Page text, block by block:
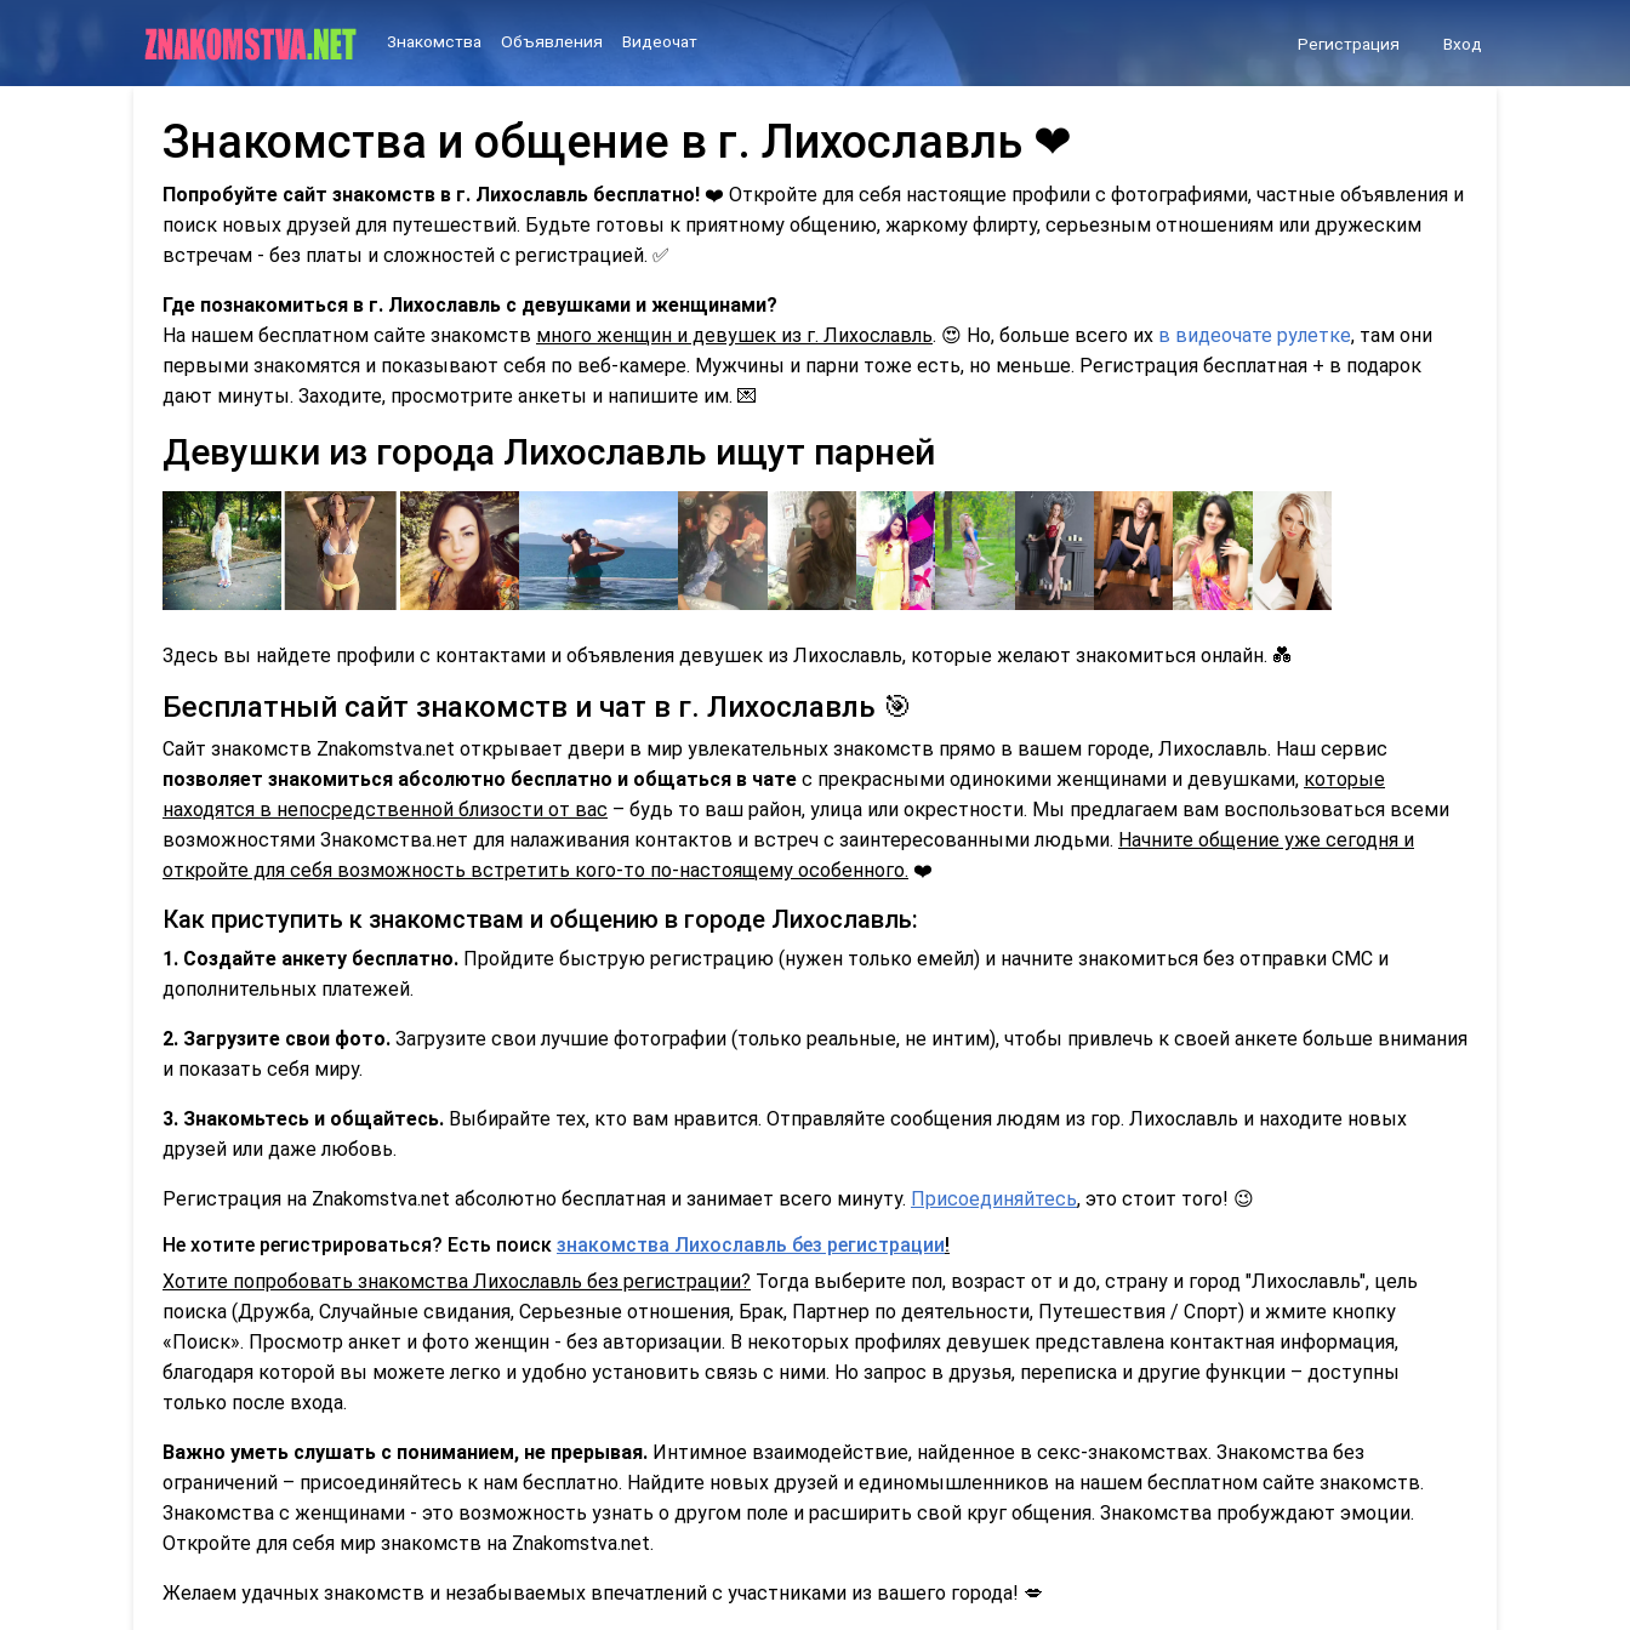
Знакомства Объявления Видеочат Регистрация Вход
Знакомства и общение в г. Лихославль ❤
Попробуйте сайт знакомств в г. Лихославль бесплатно! ❤️ Откройте для себя настоящие профили с фотографиями, частные объявления и
поиск новых друзей для путешествий. Будьте готовы к приятному общению, жаркому флирту, серьезным отношениям или дружеским
встречам - без платы и сложностей с регистрацией. ✅
Где познакомиться в г. Лихославль с девушками и женщинами?
На нашем бесплатном сайте знакомств много женщин и девушек из г. Лихославль. 😍 Но, больше всего их в видеочате рулетке, там они
первыми знакомятся и показывают себя по веб-камере. Мужчины и парни тоже есть, но меньше. Регистрация бесплатная + в подарок
дают минуты. Заходите, просмотрите анкеты и напишите им. 💌
Девушки из города Лихославль ищут парней
Здесь вы найдете профили с контактами и объявления девушек из Лихославль, которые желают знакомиться онлайн. 💑
Бесплатный сайт знакомств и чат в г. Лихославль 🎯
Сайт знакомств Znakomstva.net открывает двери в мир увлекательных знакомств прямо в вашем городе, Лихославль. Наш сервис
позволяет знакомиться абсолютно бесплатно и общаться в чате с прекрасными одинокими женщинами и девушками, которые
находятся в непосредственной близости от вас – будь то ваш район, улица или окрестности. Мы предлагаем вам воспользоваться всеми
возможностями Знакомства.нет для налаживания контактов и встреч с заинтересованными людьми. Начните общение уже сегодня и
откройте для себя возможность встретить кого-то по-настоящему особенного. ❤️
Как приступить к знакомствам и общению в городе Лихославль:
1. Создайте анкету бесплатно. Пройдите быструю регистрацию (нужен только емейл) и начните знакомиться без отправки СМС и
дополнительных платежей.
2. Загрузите свои фото. Загрузите свои лучшие фотографии (только реальные, не интим), чтобы привлечь к своей анкете больше внимания
и показать себя миру.
3. Знакомьтесь и общайтесь. Выбирайте тех, кто вам нравится. Отправляйте сообщения людям из гор. Лихославль и находите новых
друзей или даже любовь.
Регистрация на Znakomstva.net абсолютно бесплатная и занимает всего минуту. Присоединяйтесь, это стоит того! 😉
Не хотите регистрироваться? Есть поиск знакомства Лихославль без регистрации!
Хотите попробовать знакомства Лихославль без регистрации? Тогда выберите пол, возраст от и до, страну и город "Лихославль", цель
поиска (Дружба, Случайные свидания, Серьезные отношения, Брак, Партнер по деятельности, Путешествия / Спорт) и жмите кнопку
«Поиск». Просмотр анкет и фото женщин - без авторизации. В некоторых профилях девушек представлена контактная информация,
благодаря которой вы можете легко и удобно установить связь с ними. Но запрос в друзья, переписка и другие функции – доступны
только после входа.
Важно уметь слушать с пониманием, не прерывая. Интимное взаимодействие, найденное в секс-знакомствах. Знакомства без
ограничений – присоединяйтесь к нам бесплатно. Найдите новых друзей и единомышленников на нашем бесплатном сайте знакомств.
Знакомства с женщинами - это возможность узнать о другом поле и расширить свой круг общения. Знакомства пробуждают эмоции.
Откройте для себя мир знакомств на Znakomstva.net.
Желаем удачных знакомств и незабываемых впечатлений с участниками из вашего города! 💋